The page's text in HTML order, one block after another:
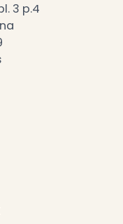
3 p.4